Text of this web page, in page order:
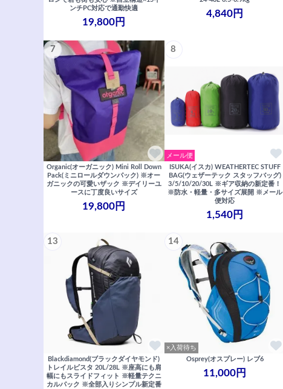
ンチPC対応で通勤快適
19,800円
4,840円
7
Organic(オーガニック) Mini Roll Down
Pack(ミニロールダウンパック) ※オー
ガニックの可愛いザック ※デイリーユ
ースに丁度良いサイズ
19,800円
8
メール便
ISUKA(イスカ) WEATHERTEC STUFF
BAG(ウェザーテック スタッフバッグ)
3/5/10/20/30L ※ギア収納の新定番！
※防水・軽量・多サイズ展開 ※メール
便対応
1,540円
13
Blackdiamond(ブラックダイヤモンド)
トレイルビスタ 20L/28L ※座高にも肩
幅にもスライドフィット ※軽量テクニ
カルパック ※全部入りシンプル新定番
14
×入荷待ち
Osprey(オスプレー) レブ6
11,000円